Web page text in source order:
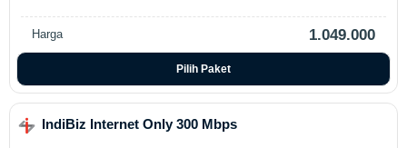
Harga 1.049.000
Pilih Paket
IndiBiz Internet Only 300 Mbps